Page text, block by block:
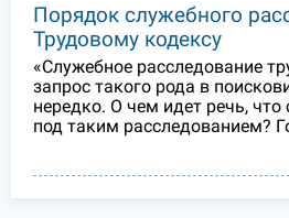
Порядок служебного
Трудовому кодексу
«Служебное расследование
запрос такого рода в
нередко. О чем идет речь, что
под таким расследованием?